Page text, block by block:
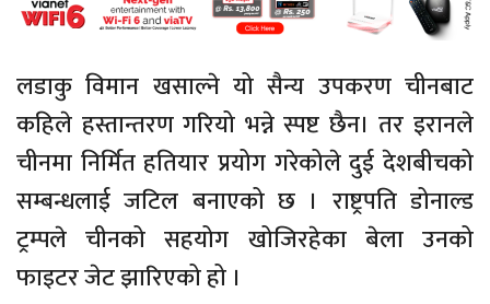
लडाकु विमान खसाल्ने यो सैन्य उपकरण चीनबाट
कहिले हस्तान्तरण गरियो भन्ने स्पष्ट छैन। तर इरानले
चीनमा निर्मित हतियार प्रयोग गरेकोले दुई देशबीचको
सम्बन्धलाई जटिल बनाएको छ । राष्ट्रपति डोनाल्ड
ट्रम्पले चीनको सहयोग खोजिरहेका बेला उनको
फाइटर जेट झारिएको हो ।